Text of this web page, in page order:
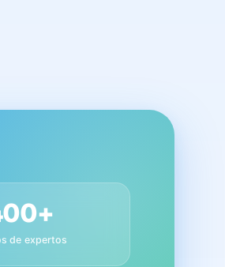
de expertos